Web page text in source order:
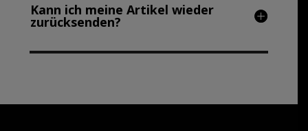
Kann ich meine Artikel wieder
zurücksenden?